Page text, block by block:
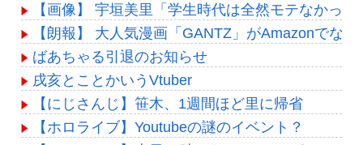
【画像】 宇垣美里「学生時代は全然モテなかっ
【朗報】 大人気漫画「GANTZ」がAmazonでな
ばあちゃる引退のお知らせ
戌亥とことかいうVtuber
【にじさんじ】笹木、1週間ほど里に帰省
【ホロライブ】Youtubeの謎のイベント？